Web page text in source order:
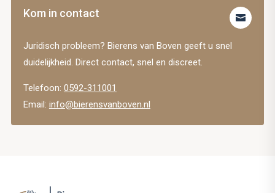
Kom in contact 
Juridisch probleem? Bierens van Boven geeft u snel
duidelijkheid. Direct contact, snel en discreet.
Telefoon: 0592-311001
Email: info@bierensvanboven.nl